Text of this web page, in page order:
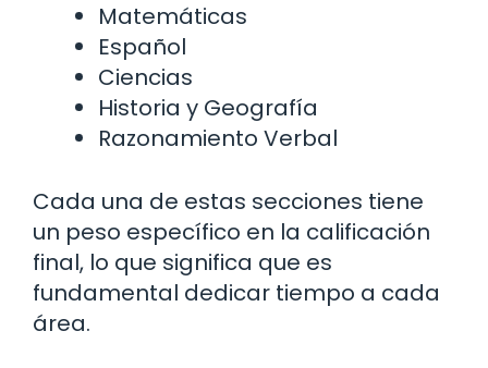
Matemáticas
Español
Ciencias
Historia y Geografía
Razonamiento Verbal
Cada una de estas secciones tiene
un peso específico en la calificación
final, lo que significa que es
fundamental dedicar tiempo a cada
área.